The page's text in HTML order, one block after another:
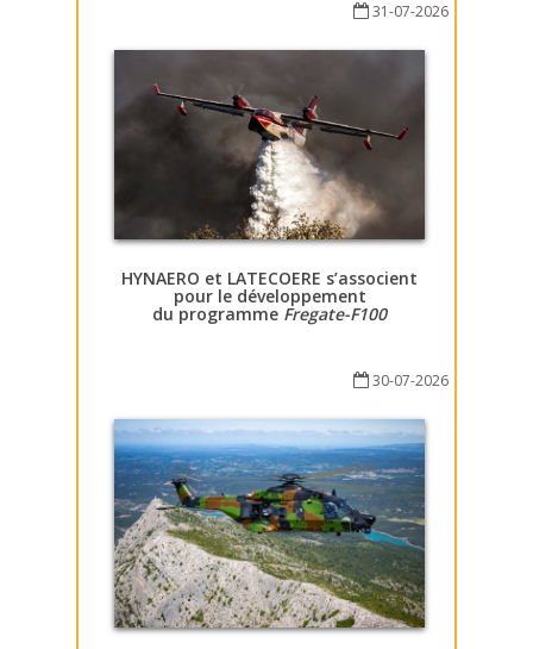
31-07-2026
HYNAERO et LATECOERE s’associent
pour le développement
du programme Fregate-F100
30-07-2026